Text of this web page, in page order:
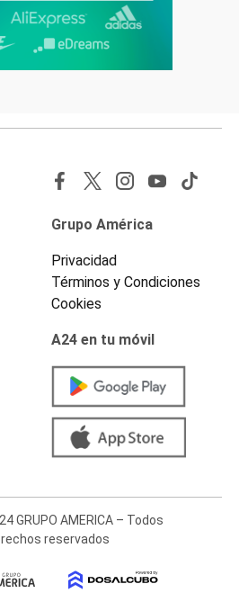
Grupo América
Privacidad
Términos y Condiciones
Cookies
A24 en tu móvil
GRUPO AMERICA – Todos
reservados